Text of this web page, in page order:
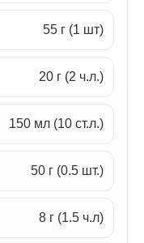
55 г (1 шт)
20 г (2 ч.л.)
150 мл (10 ст.л.)
50 г (0.5 шт.)
8 г (1.5 ч.л)